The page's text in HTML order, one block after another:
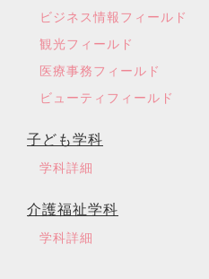
ビジネス情報フィールド
観光フィールド
医療事務フィールド
ビューティフィールド
子ども学科
学科詳細
介護福祉学科
学科詳細